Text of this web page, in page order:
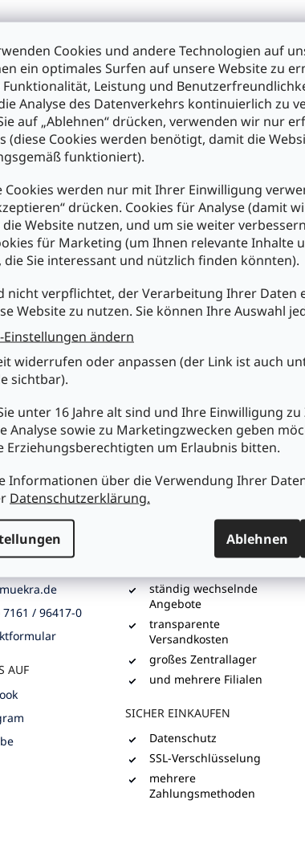
Cookies und andere Technologien auf
ein optimales Surfen auf unsere Website zu
Funktionalität, Leistung und
Analyse des Datenverkehrs kontinuierlich zu
auf „Ablehnen“ drücken, verwenden wir nur
(diese Cookies werden benötigt, damit die
funktioniert).
Cookies werden nur mit Ihrer Einwilligung
drücken. Cookies für Analyse (damit
die Website nutzen, und um sie weiter
für Marketing (um Ihnen relevante Inhalte
die Sie interessant und nützlich finden könnten).
nicht verpflichtet, der Verarbeitung Ihrer Daten
Website zu nutzen. Sie können Ihre Auswahl
Einstellungen ändern
widerrufen oder anpassen (der Link ist auch
sichtbar).
unter 16 Jahre alt sind und Ihre Einwilligung
Analyse sowie zu Marketingzwecken geben
Erziehungsberechtigten um Erlaubnis bitten.
Informationen über die Verwendung Ihrer
Datenschutzerklärung.
Ablehnen
Micro/1000LF AAA Ni-MH
Lötfahne
e
u
e
l
e
e
e
L
du uns
Vertriebs
Str. 2, D-73033
UND
muekra.de
7161 / 96417-0
AUF
Einkaufen bei Mükra
Ihr Partner seit 1979
fachgerechte
günstige Preise
ständig wechselnde
Angebote
transparente
Versandkosten
großes Zentrallager
und mehrere Filialen
SICHER EINKAUFEN
Datenschutz
SSL-Verschlüsselung
mehrere
Zahlungsmethoden